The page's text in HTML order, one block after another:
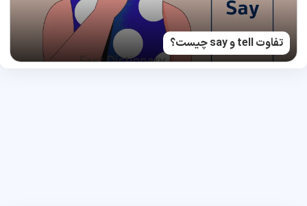
تفاوت tell و say چیست؟